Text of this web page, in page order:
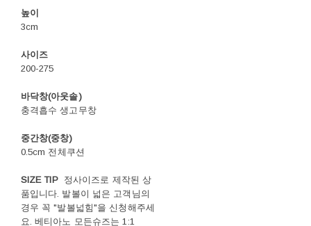
높이
3cm
사이즈
200-275
바닥창(아웃솔)
충격흡수 생고무창
중간창(중창)
0.5cm 전체쿠션
SIZE TIP 정사이즈로 제작된 상
품입니다. 발볼이 넓은 고객님의
경우 꼭 "발볼넓힘"을 신청해주세
요. 베티아노 모든슈즈는 1:1